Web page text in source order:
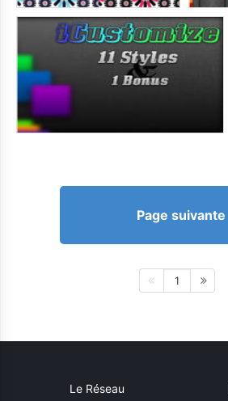
Page suivante
1
Le Réseau